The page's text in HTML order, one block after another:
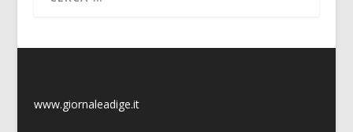
www.giornaleadige.it